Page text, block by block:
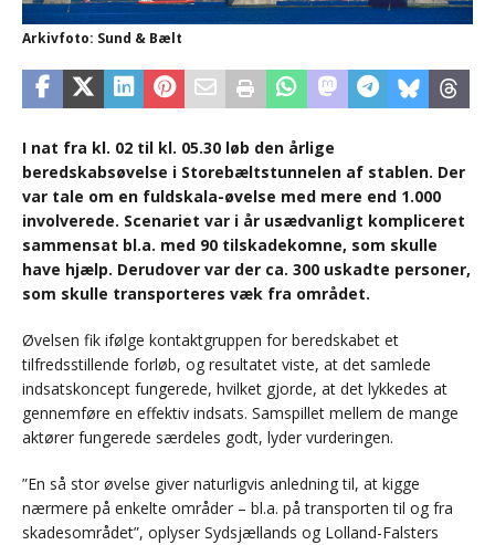
Arkivfoto: Sund & Bælt
I nat fra kl. 02 til kl. 05.30 løb den årlige
beredskabsøvelse i Storebæltstunnelen af stablen. Der
var tale om en fuldskala-øvelse med mere end 1.000
involverede. Scenariet var i år usædvanligt kompliceret
sammensat bl.a. med 90 tilskadekomne, som skulle
have hjælp. Derudover var der ca. 300 uskadte personer,
som skulle transporteres væk fra området.
Øvelsen fik ifølge kontaktgruppen for beredskabet et
tilfredsstillende forløb, og resultatet viste, at det samlede
indsatskoncept fungerede, hvilket gjorde, at det lykkedes at
gennemføre en effektiv indsats. Samspillet mellem de mange
aktører fungerede særdeles godt, lyder vurderingen.
”En så stor øvelse giver naturligvis anledning til, at kigge
nærmere på enkelte områder – bl.a. på transporten til og fra
skadesområdet”, oplyser Sydsjællands og Lolland-Falsters